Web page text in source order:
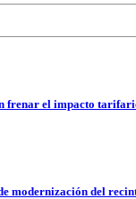
frenar el impacto
modernización del